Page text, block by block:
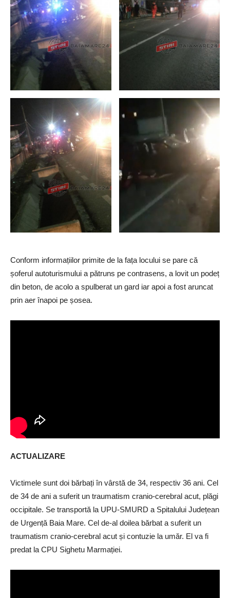
Conform informațiilor primite de la fața locului se pare că
șoferul autoturismului a pătruns pe contrasens, a lovit un podeț
din beton, de acolo a spulberat un gard iar apoi a fost aruncat
prin aer înapoi pe șosea.
ACTUALIZARE
Victimele sunt doi bărbați în vârstă de 34, respectiv 36 ani. Cel
de 34 de ani a suferit un traumatism cranio-cerebral acut, plăgi
occipitale. Se transportă la UPU-SMURD a Spitalului Județean
de Urgență Baia Mare. Cel de-al doilea bărbat a suferit un
traumatism cranio-cerebral acut și contuzie la umăr. El va fi
predat la CPU Sighetu Marmației.